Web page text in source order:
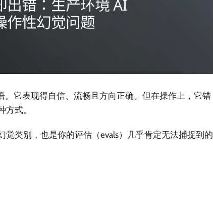
。它表现得自信、流畅且方向正确。但在操作上，它错
式。
觉类别，也是你的评估（evals）几乎肯定无法捕捉到的